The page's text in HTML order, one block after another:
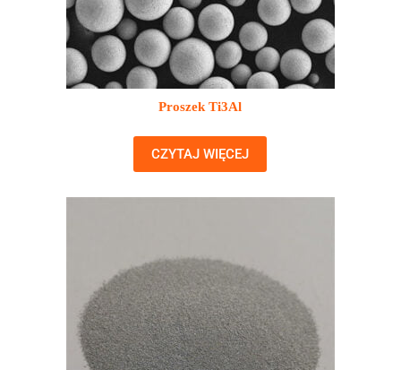
Proszek Ti3Al
CZYTAJ WIĘCEJ